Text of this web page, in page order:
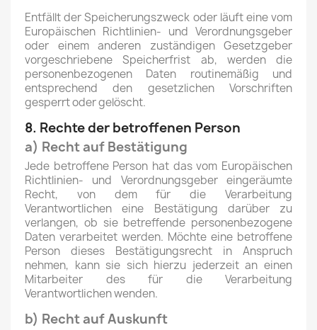
Entfällt der Speicherungszweck oder läuft eine vom
Europäischen Richtlinien- und Verordnungsgeber
oder einem anderen zuständigen Gesetzgeber
vorgeschriebene Speicherfrist ab, werden die
personenbezogenen Daten routinemäßig und
entsprechend den gesetzlichen Vorschriften
gesperrt oder gelöscht.
8. Rechte der betroffenen Person
a) Recht auf Bestätigung
Jede betroffene Person hat das vom Europäischen
Richtlinien- und Verordnungsgeber eingeräumte
Recht, von dem für die Verarbeitung
Verantwortlichen eine Bestätigung darüber zu
verlangen, ob sie betreffende personenbezogene
Daten verarbeitet werden. Möchte eine betroffene
Person dieses Bestätigungsrecht in Anspruch
nehmen, kann sie sich hierzu jederzeit an einen
Mitarbeiter des für die Verarbeitung
Verantwortlichen wenden.
b) Recht auf Auskunft